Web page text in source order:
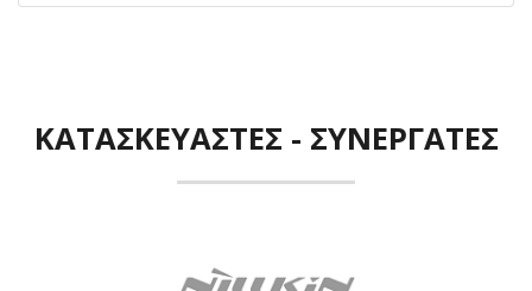
ΚΑΤΑΣΚΕΥΑΣΤΈΣ - ΣΥΝΕΡΓΆΤΕΣ